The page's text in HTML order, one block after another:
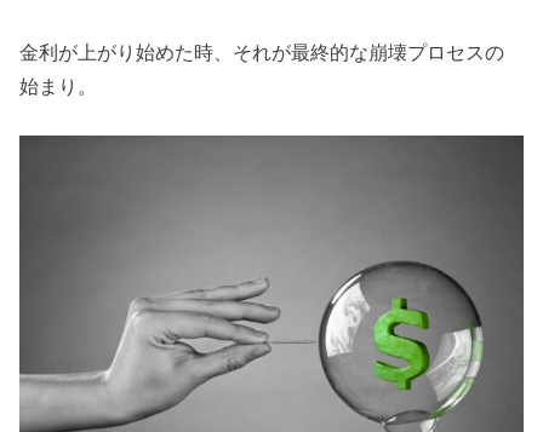
金利が上がり始めた時、それが最終的な崩壊プロセスの
始まり。